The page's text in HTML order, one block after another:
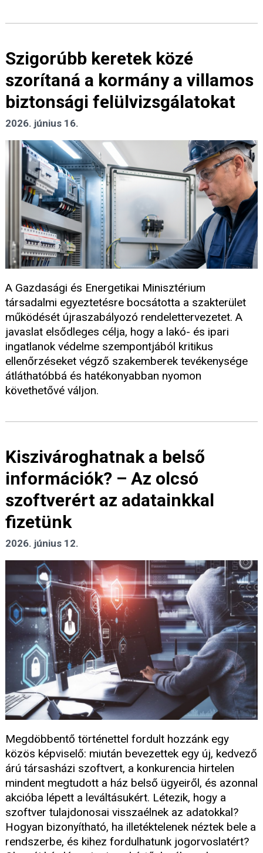
Szigorúbb keretek közé
szorítaná a kormány a villamos
biztonsági felülvizsgálatokat
2026. június 16.
A Gazdasági és Energetikai Minisztérium
társadalmi egyeztetésre bocsátotta a szakterület
működését újraszabályozó rendelettervezetet. A
javaslat elsődleges célja, hogy a lakó- és ipari
ingatlanok védelme szempontjából kritikus
ellenőrzéseket végző szakemberek tevékenysége
átláthatóbbá és hatékonyabban nyomon
követhetővé váljon.
Kiszivároghatnak a belső
információk? – Az olcsó
szoftverért az adatainkkal
fizetünk
2026. június 12.
Megdöbbentő történettel fordult hozzánk egy
közös képviselő: miután bevezettek egy új, kedvező
árú társasházi szoftvert, a konkurencia hirtelen
mindent megtudott a ház belső ügyeiről, és azonnal
akcióba lépett a leváltásukért. Létezik, hogy a
szoftver tulajdonosai visszaélnek az adatokkal?
Hogyan bizonyítható, ha illetéktelenek néztek bele a
rendszerbe, és kihez fordulhatunk jogorvoslatért?